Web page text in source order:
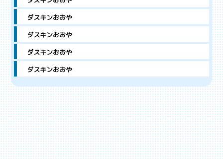
ダスキンおおや
ダスキンおおや
ダスキンおおや
ダスキンおおや